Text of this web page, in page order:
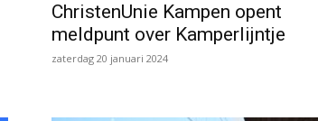
ChristenUnie Kampen opent
meldpunt over Kamperlijntje
zaterdag 20 januari 2024